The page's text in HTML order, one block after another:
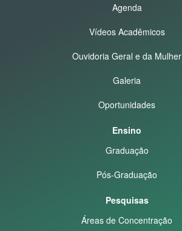
Agenda
Vídeos Acadêmicos
Ouvidoria Geral e da Mulher
Galeria
Oportunidades
Ensino
Graduação
Pós-Graduação
Pesquisas
Áreas de Concentração